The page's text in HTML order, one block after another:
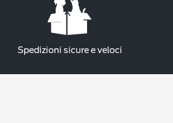
Spedizioni sicure e veloci